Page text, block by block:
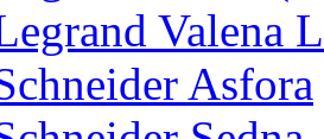
Valena
Asfora